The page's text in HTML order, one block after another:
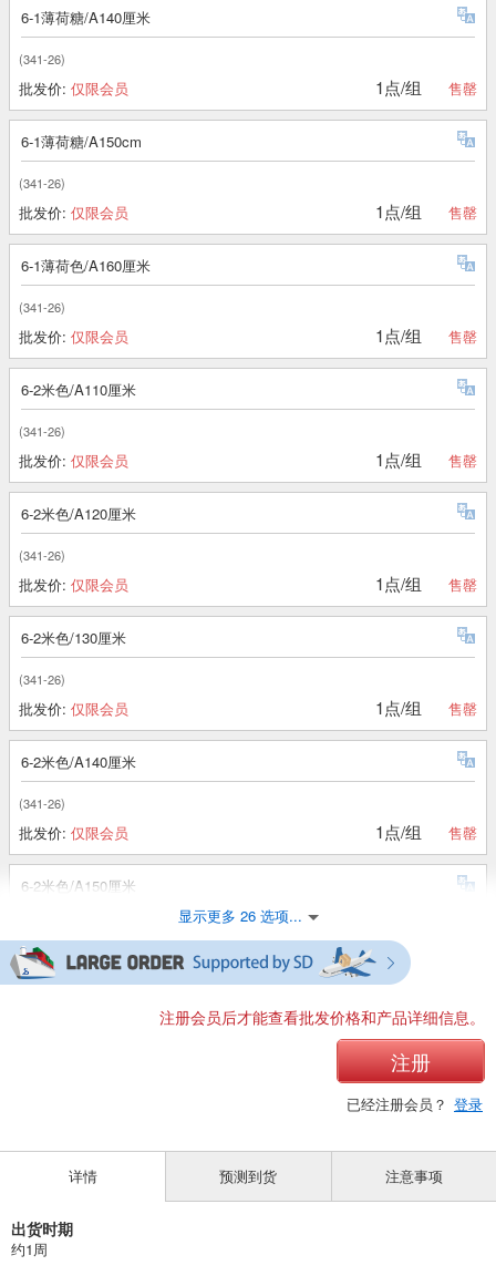
6-1薄荷糖/A140厘米
(341-26)
批发价: 仅限会员 1点/组 售罄
6-1薄荷糖/A150cm
(341-26)
批发价: 仅限会员 1点/组 售罄
6-1薄荷色/A160厘米
(341-26)
批发价: 仅限会员 1点/组 售罄
6-2米色/A110厘米
(341-26)
批发价: 仅限会员 1点/组 售罄
6-2米色/A120厘米
(341-26)
批发价: 仅限会员 1点/组 售罄
6-2米色/130厘米
(341-26)
批发价: 仅限会员 1点/组 售罄
6-2米色/A140厘米
(341-26)
批发价: 仅限会员 1点/组 售罄
6-2米色/A150厘米
批发价: 仅限会员 1点/组
1点/组 售罄
1点/组 售罄
6-3摩卡/A120cm
显示更多 26 选项...
注册会员后才能查看批发价格和产品详细信息。
注册
已经注册会员？ 登录
详情
出货时期
约1周
预测到货 注意事项